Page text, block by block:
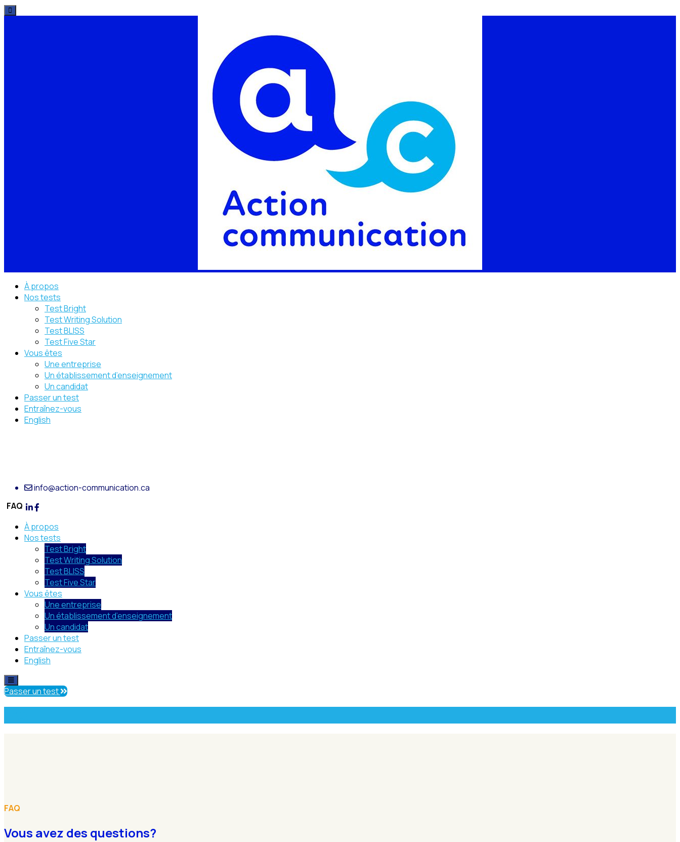
À propos
Nos tests
Test Bright
Test Writing Solution
Test BLISS
Test Five Star
Vous êtes
Une entreprise
Un établissement d’enseignement
Un candidat
Passer un test
Entraînez-vous
English
info@action-communication.ca
FAQ
À propos
Nos tests
Test Bright
Test Writing Solution
Test BLISS
Test Five Star
Vous êtes
Une entreprise
Un établissement d’enseignement
Un candidat
Passer un test
Entraînez-vous
English
Passer un test
FAQ
Vous avez des questions?